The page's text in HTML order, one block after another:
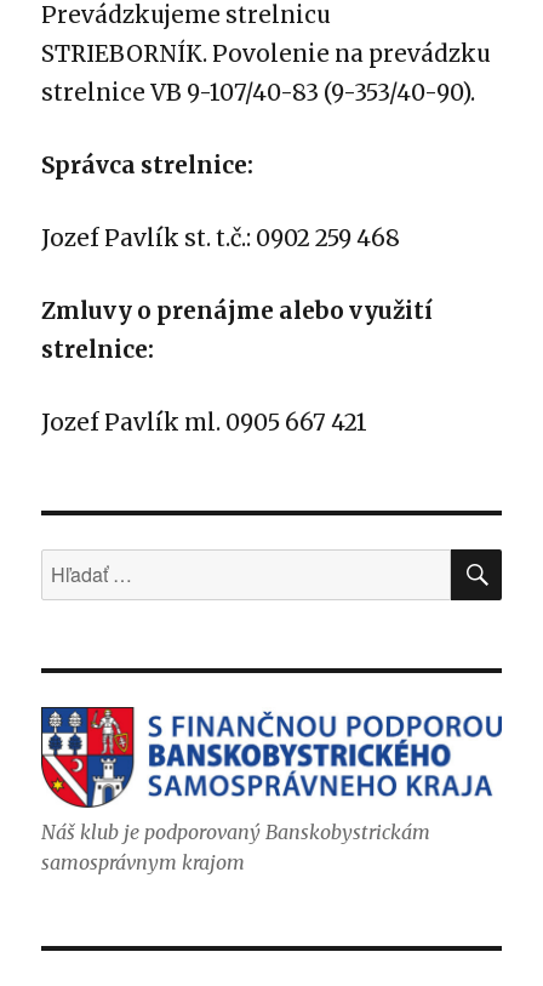
Prevádzkujeme strelnicu
STRIEBORNÍK. Povolenie na prevádzku
strelnice VB 9-107/40-83 (9-353/40-90).
Správca strelnice:
Jozef Pavlík st. t.č.: 0902 259 468
Zmluvy o prenájme alebo využití
strelnice:
Jozef Pavlík ml. 0905 667 421
Hľadať:
Náš klub je podporovaný Banskobystrickám
samosprávnym krajom